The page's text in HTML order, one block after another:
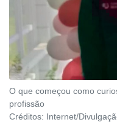
O que começou como
profissão
Créditos: Internet/